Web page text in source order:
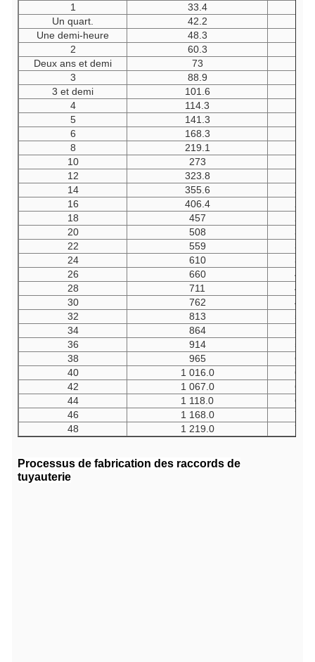
1 33.4
Un quart.
42.2
Une demi-heure
48.3
2
60.3
Deux ans et demi
73
3
88.9
3 et demi
101.6
4
114.3
5
141.3
6
168.3
8
219.1
10
273
12
323.8
14
355.6
16
406.4
18
457
20
508
318
22
559
343
24
610
381
26
660
406
28
711
438
30
762
470
32
813
502
34
864
533
36
914
565
38
965
600
40
1 016.0
632
42
1 067.0
660
44
1 118.0
695
46
1 168.0
727
48
1 219.0 759
Processus de fabrication des raccords de
tuyauterie